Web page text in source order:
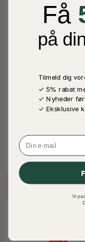
TROPICOS ICETEA
ANANAS 330ML
10,00 DKK
Inte I Lager
Få
på
Tilmeld dig
✓ 5% rabat
✓ Nyheder
✓ Eksklusive
Email
Vi